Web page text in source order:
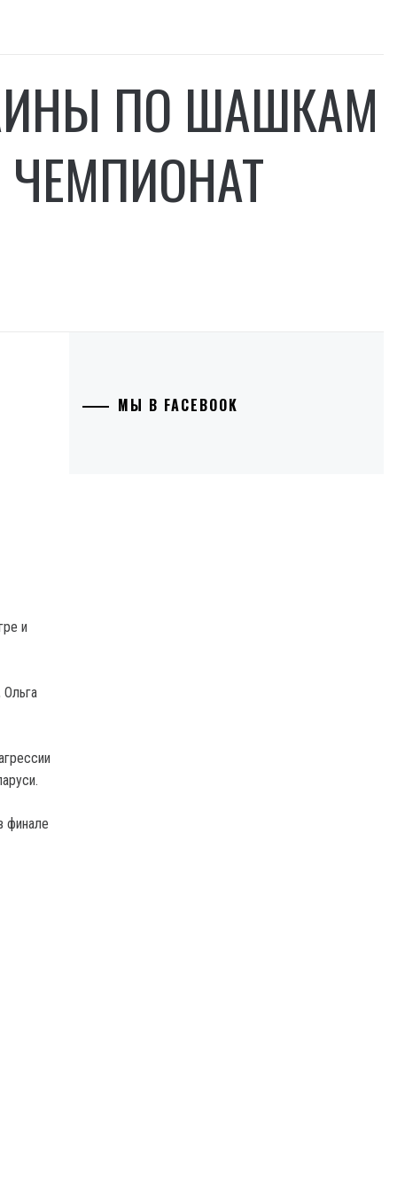
ПО ШАШКАМ
и
финале
МЫ В FACEBOOK